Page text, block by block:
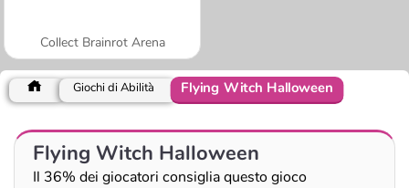
Collect Brainrot Arena
Giochi di Abilità Flying Witch Halloween
Flying Witch Halloween
Il 36% dei giocatori consiglia questo gioco